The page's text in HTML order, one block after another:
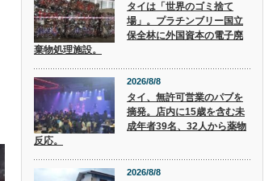
タイは「世界のゴミ捨て
場」。プラチンブリー国立
保全林に外国資本の電子廃
棄物処理施設。
2026/8/8
タイ、無許可営業のパブを
摘発。店内に15歳を含む未
成年者39名、32人から薬物
反応。
2026/8/8